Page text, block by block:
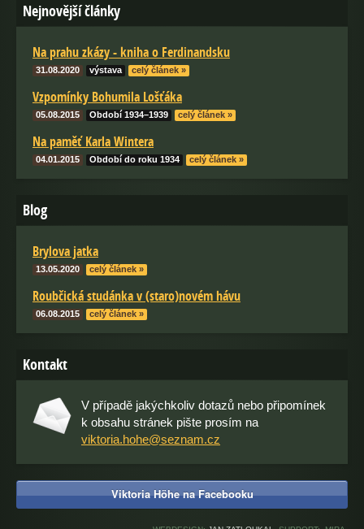
Nejnovější články
Na prahu zkázy - kniha o Ferdinandsku
31.08.2020 výstava celý článek »
Vzpomínky Bohumila Lošťáka
05.08.2015 Období 1934–1939 celý článek »
Na paměť Karla Wintera
04.01.2015 Období do roku 1934 celý článek »
Blog
Brylova jatka
13.05.2020 celý článek »
Roubčická studánka v (staro)novém hávu
06.08.2015 celý článek »
Kontakt
V případě jakýchkoliv dotazů nebo připomínek
k obsahu stránek pište prosím na
viktoria.hohe@seznam.cz
Viktoria Höhe na Facebooku